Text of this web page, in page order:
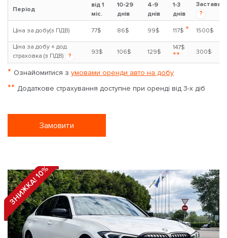
Період
від 1
міс.
10-29
днів
4-9
днів
1-3
днів
Застава
?
Ціна за добу(з ПДВ) 77$ 86$ 99$ 117$ * 1500$
Ціна за добу + дод.
страховка (з ПДВ)
?
93$ 106$ 129$
147$
** 300$
* Ознайомитися з умовами оренди авто на добу
** Додаткове страхування доступне при оренді від 3-х діб
Замовити
ЗНИЖКА! 10%